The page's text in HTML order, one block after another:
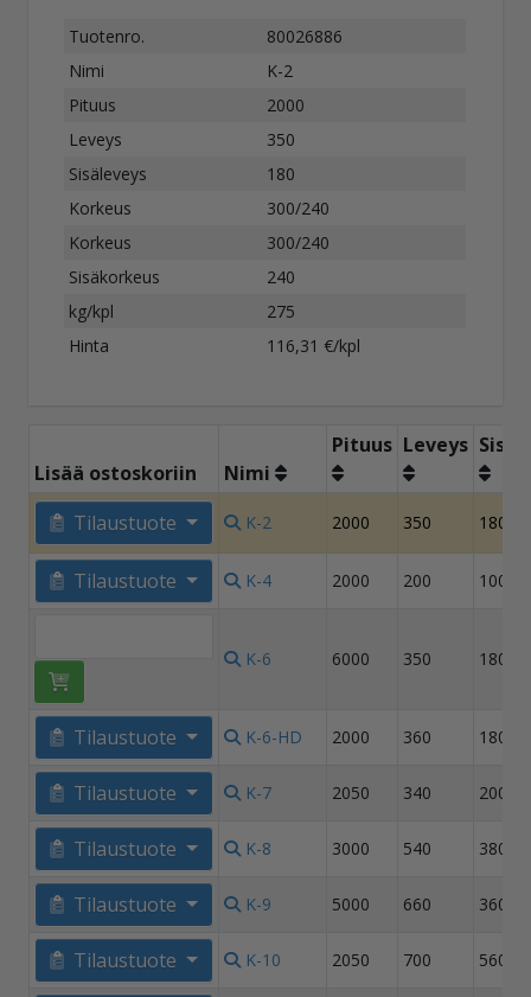
Tuotenro.
80026886
Nimi
K-2
Pituus
2000
Leveys
350
Sisäleveys
180
Korkeus
300/240
Korkeus
300/240
Sisäkorkeus
240
kg/kpl
275
Hinta
116,31 €/kpl
Lisää ostoskoriin Nimi
Pituus Leveys
Tilaustuote K-2 2000 350 180
Tilaustuote K-4 2000 200 100
K-6 6000 350 180
Tilaustuote K-6-HD 2000 360 180
Tilaustuote K-7 2050 340 200
Tilaustuote K-8 3000 540 380
Tilaustuote K-9 5000 660 360
Tilaustuote K-10 2050 700 560